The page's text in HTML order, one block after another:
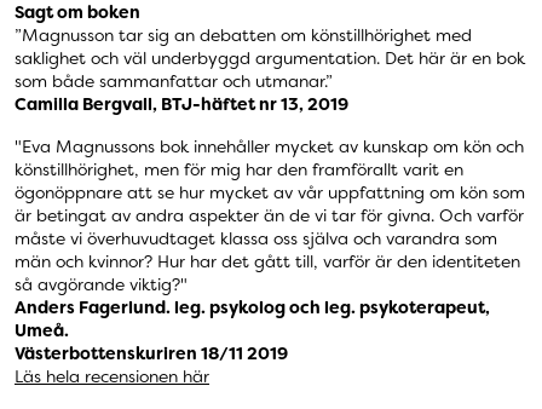
Sagt om boken
”Magnusson tar sig an debatten om könstillhörighet med
saklighet och väl underbyggd argumentation. Det här är en bok
som både sammanfattar och utmanar.”
Camilla Bergvall, BTJ-häftet nr 13, 2019
"Eva Magnussons bok innehåller mycket av kunskap om kön och
könstillhörighet, men för mig har den framförallt varit en
ögonöppnare att se hur mycket av vår uppfattning om kön som
är betingat av andra aspekter än de vi tar för givna. Och varför
måste vi överhuvudtaget klassa oss själva och varandra som
män och kvinnor? Hur har det gått till, varför är den identiteten
så avgörande viktig?"
Anders Fagerlund. leg. psykolog och leg. psykoterapeut,
Umeå.
Västerbottenskuriren 18/11 2019
Läs hela recensionen här